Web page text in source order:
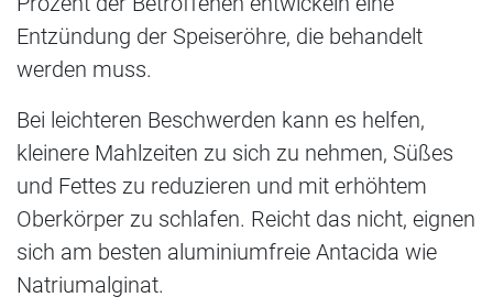
Entzündung der Speiseröhre, die behandelt
werden muss.
Bei leichteren Beschwerden kann es helfen,
kleinere Mahlzeiten zu sich zu nehmen, Süßes
und Fettes zu reduzieren und mit erhöhtem
Oberkörper zu schlafen. Reicht das nicht, eignen
sich am besten aluminiumfreie Antacida wie
Natriumalginat.